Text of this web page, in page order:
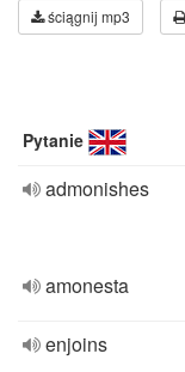
ściągnij mp3
Pytanie
admonishes
amonesta
enjoins